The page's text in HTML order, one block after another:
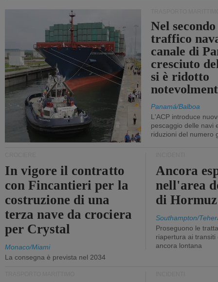
Nel
traffico
canale di
cresciuto
si è ridotto
Panamá/Balboa
L'ACP introduce
pescaggio delle navi
riduzioni del numero
In vigore il contratto
con Fincantieri per la
costruzione di una
terza nave da crociera
per Crystal
Monaco/Miami
La consegna è prevista nel 2034
Ancora
nell'area
di Hormuz
Southampton/
Proseguono le
riapertura ai
ancora lontana